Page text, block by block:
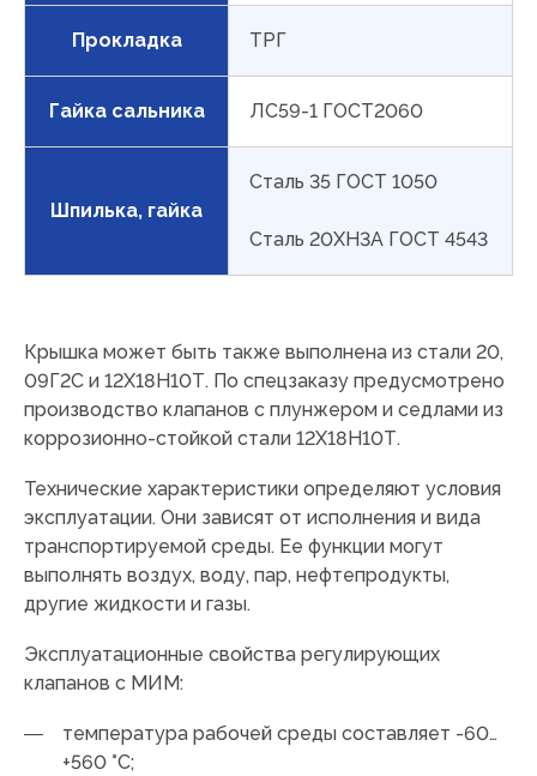
Прокладка ТРГ
Гайка сальника ЛС59-1 ГОСТ2060
Шпилька, гайка
Сталь 35 ГОСТ 1050
Сталь 20ХН3А ГОСТ 4543
Крышка может быть также выполнена из стали 20,
09Г2С и 12Х18Н10Т. По спецзаказу предусмотрено
производство клапанов с плунжером и седлами из
коррозионно-стойкой стали 12Х18Н10Т.
Технические характеристики определяют условия
эксплуатации. Они зависят от исполнения и вида
транспортируемой среды. Ее функции могут
выполнять воздух, воду, пар, нефтепродукты,
другие жидкости и газы.
Эксплуатационные свойства регулирующих
клапанов с МИМ:
температура рабочей среды составляет -60…
+560 °C;